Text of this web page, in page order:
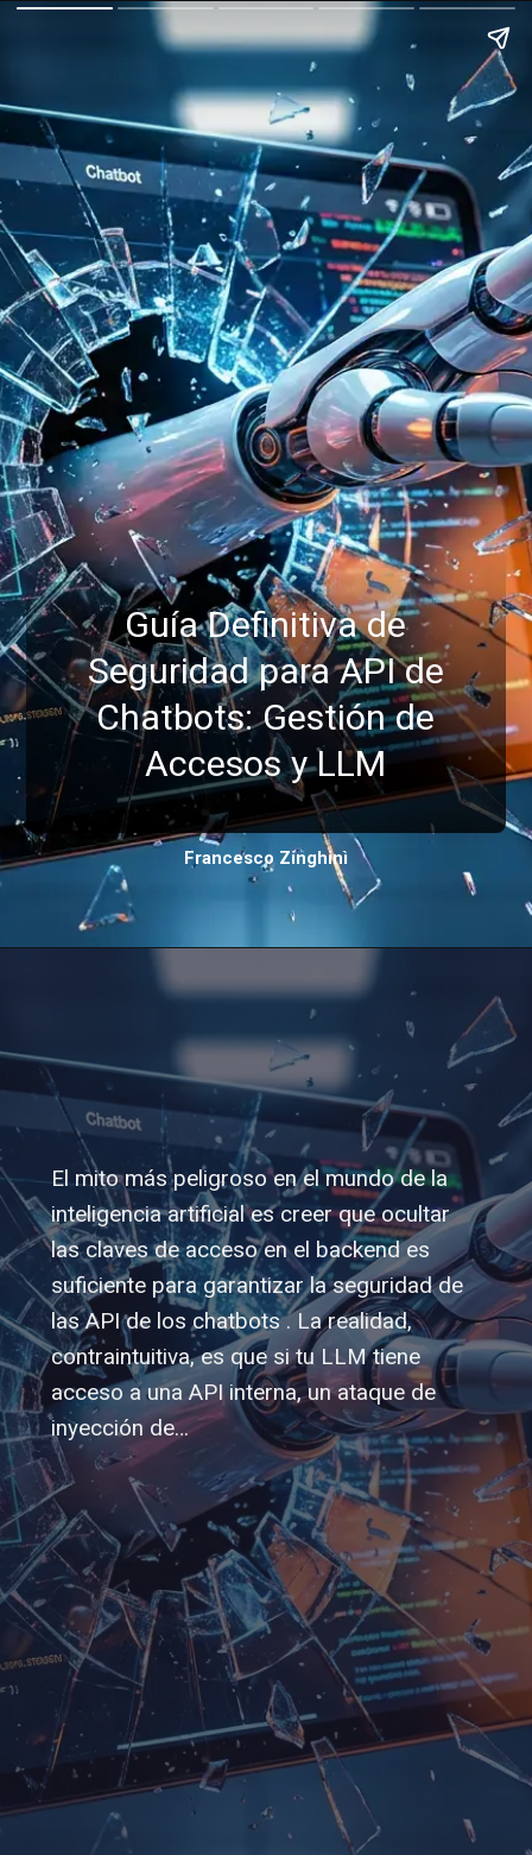
Guía Definitiva de
Seguridad para API de
Chatbots: Gestión de
Accesos y LLM
Francesco Zinghinì
El mito más peligroso en el mundo de la
inteligencia artificial es creer que ocultar
las claves de acceso en el backend es
suficiente para garantizar la seguridad de
las API de los chatbots . La realidad,
contraintuitiva, es que si tu LLM tiene
acceso a una API interna, un ataque de
inyección de…